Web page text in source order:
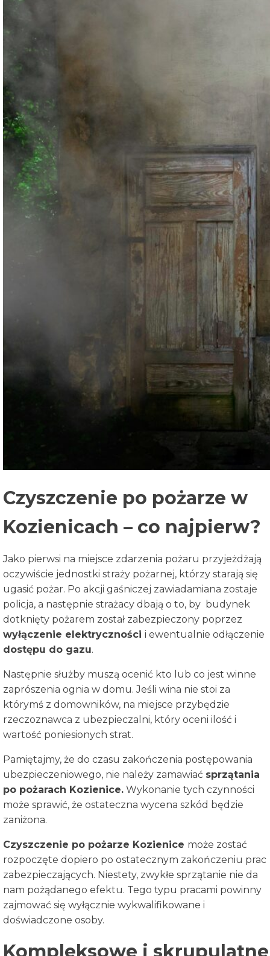
Czyszczenie po pożarze w
Kozienicach – co najpierw?
Jako pierwsi na miejsce zdarzenia pożaru przyjeżdżają
oczywiście jednostki straży pożarnej, którzy starają się
ugasić pożar. Po akcji gaśniczej zawiadamiana zostaje
policja, a następnie strażacy dbają o to, by budynek
dotknięty pożarem został zabezpieczony poprzez
wyłączenie elektryczności i ewentualnie odłączenie
dostępu do gazu.
Następnie służby muszą ocenić kto lub co jest winne
zaprószenia ognia w domu. Jeśli wina nie stoi za
którymś z domowników, na miejsce przybędzie
rzeczoznawca z ubezpieczalni, który oceni ilość i
wartość poniesionych strat.
Pamiętajmy, że do czasu zakończenia postępowania
ubezpieczeniowego, nie należy zamawiać sprzątania
po pożarach Kozienice. Wykonanie tych czynności
może sprawić, że ostateczna wycena szkód będzie
zaniżona.
Czyszczenie po pożarze Kozienice może zostać
rozpoczęte dopiero po ostatecznym zakończeniu prac
zabezpieczających. Niestety, zwykłe sprzątanie nie da
nam pożądanego efektu. Tego typu pracami powinny
zajmować się wyłącznie wykwalifikowane i
doświadczone osoby.